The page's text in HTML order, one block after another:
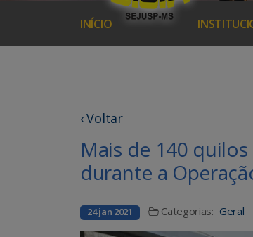
INÍCIO
‹ Voltar
Mais de 140
durante a
24 jan 2021 Categorias: Geral